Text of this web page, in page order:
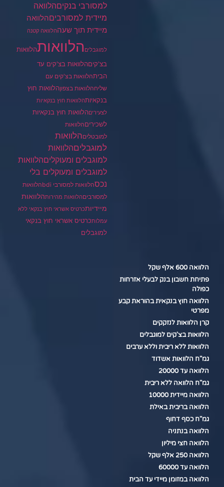
למסורבי בנקיםהלוואה
מיידית למסורביםהלוואה
מיידית תוך שעההלוואה קטנה
למוגבלים הלוואותהלוואות
בצ'קיםהלוואות בצ'קים עד
הביתהלוואות בצ'קים עם
שליחהלוואות בצפוןהלוואות חוץ
בנקאיותהלוואות חוץ בנקאיות
לצעיריםהלוואות חוץ בנקאיות
לשכיריםהלוואות
למובטליםהלוואות
למוגבליםהלוואות
למוגבלים ומעוקליםהלוואות
למוגבלים ומעוקלים בלי
נכסהלוואות למסורבי bdi
הלוואות
למסורביםהלוואות מהירותהלוואות
מיידיותכרטיס אשראי חוץ בנקאי ללא
עמלותכרטיס אשראי חוץ בנקאי
למוגבלים
הלוואה 600 אלף שקל
פתיחת חשבון בנק לבעלי אזרחות
כפולה
הלוואה חוץ בנקאית בהוראת קבע
מפרטי
קרן הלוואות לנזקקים
הלוואות בצ'קים למוגבלים
הלוואות ללא ריבית וללא ערבים
גמ"ח הלוואות אשדוד
הלוואה עד 20000
גמ"ח הלוואה ללא ריבית
הלוואה מיידית 10000
הלוואה בריבית באילת
גמ"ח כסף דחוף
הלוואה בנתניה
הלוואה חצי מיליון
הלוואה 250 אלף שקל
הלוואה עד 60000
הלוואה במזומן מיידי עד הבית